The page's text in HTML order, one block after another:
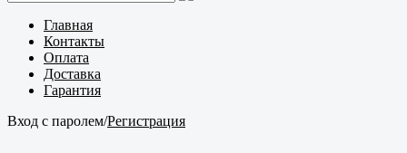
Главная
Контакты
Оплата
Доставка
Гарантия
Вход с паролем/Регистрация